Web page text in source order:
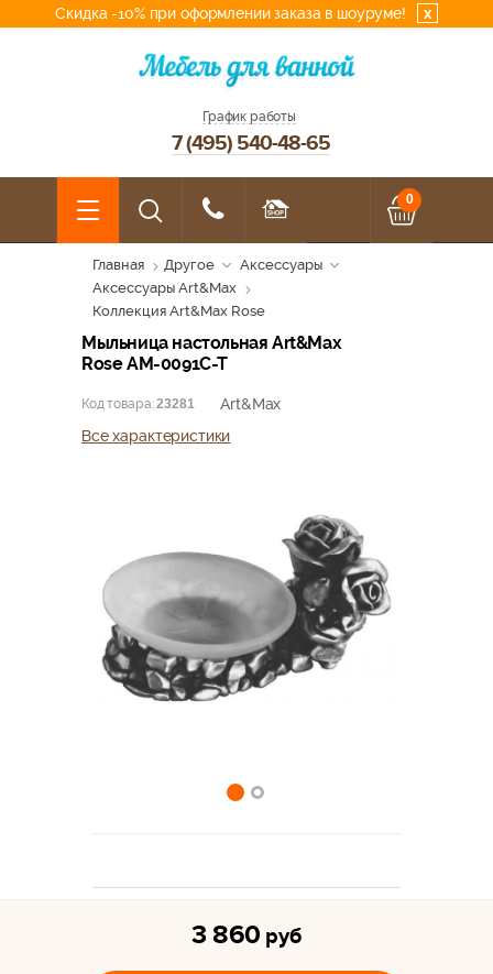
Скидка -10% при оформлении заказа в шоуруме! x
График работы
7 (495) 540-48-65
0
Главная Другое
Аксессуары
Аксессуары Art&Max
Коллекция Art&Max Rose
Мыльница настольная Art&Max
Rose AM-0091C-T
Код товара: 23281
Art&Max
Все характеристики
3 860 руб